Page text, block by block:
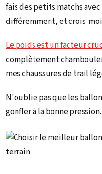
fais des petits matchs
différemment, et crois-
Le poids est un facteur
complètement
mes chaussures de trail
N'oublie pas que les
gonfler à la bonne